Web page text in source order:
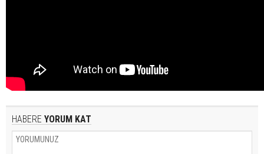
HABERE YORUM KAT